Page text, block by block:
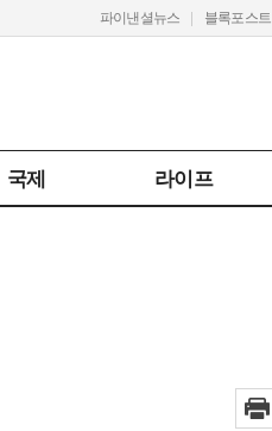
파이낸셜뉴스 블록포스트
국제 라이프